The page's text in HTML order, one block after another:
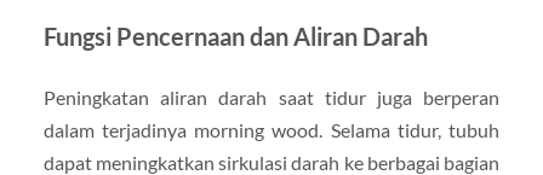
Fungsi Pencernaan dan Aliran Darah
Peningkatan aliran darah saat tidur juga berperan
dalam terjadinya morning wood. Selama tidur, tubuh
dapat meningkatkan sirkulasi darah ke berbagai bagian